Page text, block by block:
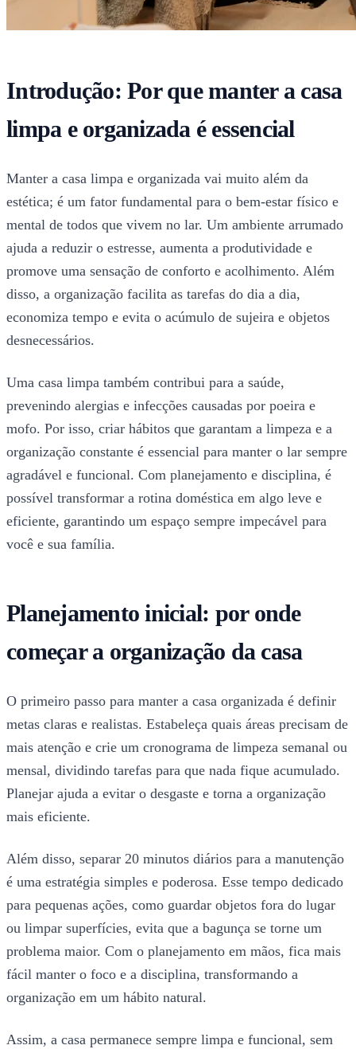
Introdução: Por que manter a casa
limpa e organizada é essencial
Manter a casa limpa e organizada vai muito além da
estética; é um fator fundamental para o bem-estar físico e
mental de todos que vivem no lar. Um ambiente arrumado
ajuda a reduzir o estresse, aumenta a produtividade e
promove uma sensação de conforto e acolhimento. Além
disso, a organização facilita as tarefas do dia a dia,
economiza tempo e evita o acúmulo de sujeira e objetos
desnecessários.
Uma casa limpa também contribui para a saúde,
prevenindo alergias e infecções causadas por poeira e
mofo. Por isso, criar hábitos que garantam a limpeza e a
organização constante é essencial para manter o lar sempre
agradável e funcional. Com planejamento e disciplina, é
possível transformar a rotina doméstica em algo leve e
eficiente, garantindo um espaço sempre impecável para
você e sua família.
Planejamento inicial: por onde
começar a organização da casa
O primeiro passo para manter a casa organizada é definir
metas claras e realistas. Estabeleça quais áreas precisam de
mais atenção e crie um cronograma de limpeza semanal ou
mensal, dividindo tarefas para que nada fique acumulado.
Planejar ajuda a evitar o desgaste e torna a organização
mais eficiente.
Além disso, separar 20 minutos diários para a manutenção
é uma estratégia simples e poderosa. Esse tempo dedicado
para pequenas ações, como guardar objetos fora do lugar
ou limpar superfícies, evita que a bagunça se torne um
problema maior. Com o planejamento em mãos, fica mais
fácil manter o foco e a disciplina, transformando a
organização em um hábito natural.
Assim, a casa permanece sempre limpa e funcional, sem